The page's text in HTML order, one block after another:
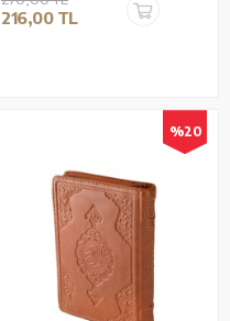
216,00 TL
%20